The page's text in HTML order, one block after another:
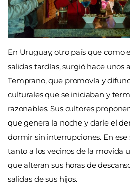
En Uruguay, otro país que como
salidas tardías, surgió hace unos
Temprano, que promovía y
culturales que se iniciaban y
razonables. Sus cultores
que genera la noche y darle el
dormir sin interrupciones. En ese
tanto a los vecinos de la movida
que alteran sus horas de
salidas de sus hijos.